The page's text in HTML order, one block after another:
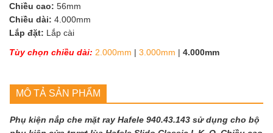
Chiều cao: 56mm
Chiều dài: 4.000mm
Lắp đặt: Lắp cài
Tùy chọn chiều dài: 2.000mm | 3.000mm | 4.000mm
MÔ TẢ SẢN PHẨM
Phụ kiện nắp che mặt ray Hafele 940.43.143 sử dụng cho bộ